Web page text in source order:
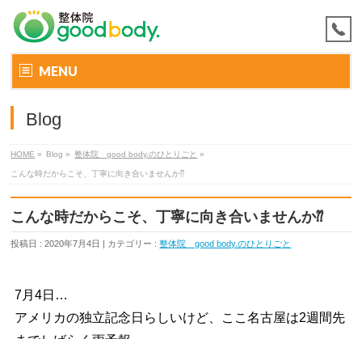
MENU
Blog
HOME » Blog » 整体院 good body.のひとりごと »
こんな時だからこそ、丁寧に向き合いませんか⁇
こんな時だからこそ、丁寧に向き合いませんか⁇
投稿日 : 2020年7月4日 | カテゴリー :整体院 good body.のひとりごと
7月4日…
アメリカの独立記念日らしいけど、ここ名古屋は2週間先